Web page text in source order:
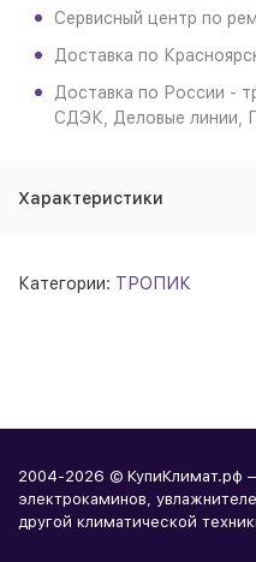
Сервисный центр по
Доставка по
Доставка по России -
СДЭК, Деловые линии,
Характеристики
Категории: ТРОПИК
2004-2026 © КупиКлимат.рф
электрокаминов,
другой климатической